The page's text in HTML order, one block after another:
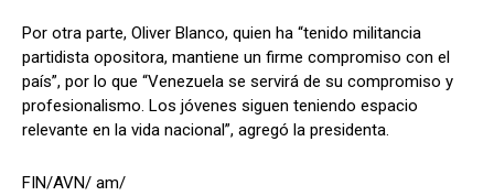
Por otra parte, Oliver Blanco, quien ha “tenido militancia
partidista opositora, mantiene un firme compromiso con el
país”, por lo que “Venezuela se servirá de su compromiso y
profesionalismo. Los jóvenes siguen teniendo espacio
relevante en la vida nacional”, agregó la presidenta.
FIN/AVN/ am/